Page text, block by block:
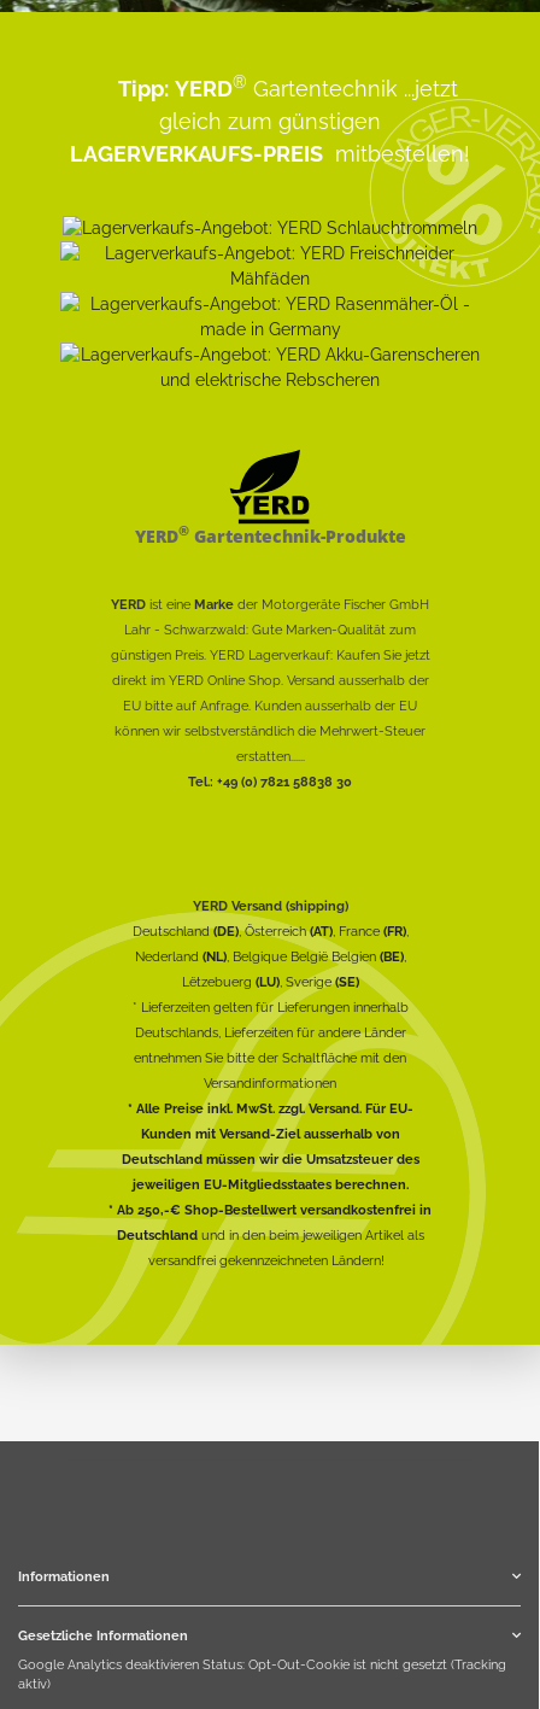
Tipp: YERD® Gartentechnik ...jetzt
gleich zum günstigen
LAGERVERKAUFS-PREIS mitbestellen!
YERD®Gartentechnik-Produkte
YERD ist eine Marke der Motorgeräte Fischer GmbH
Lahr - Schwarzwald: Gute Marken-Qualität zum
günstigen Preis. YERD Lagerverkauf: Kaufen Sie jetzt
direkt im YERD Online Shop. Versand ausserhalb der
EU bitte auf Anfrage. Kunden ausserhalb der EU
können wir selbstverständlich die Mehrwert-Steuer
erstatten......
Tel.: +49 (0) 7821 58838 30
YERD Versand (shipping)
Deutschland(DE), Österreich(AT), France (FR),
Nederland (NL), Belgique België Belgien (BE),
Lëtzebuerg (LU), Sverige(SE)
* Lieferzeiten gelten für Lieferungen innerhalb
Deutschlands, Lieferzeiten für andere Länder
entnehmen Sie bitte der Schaltfläche mit den
Versandinformationen
* Alle Preise inkl. MwSt. zzgl. Versand. Für EU-
Kunden mit Versand-Ziel ausserhalb von
Deutschland müssen wir die Umsatzsteuer des
jeweiligen EU-Mitgliedsstaates berechnen.
* Ab 250,-€ Shop-Bestellwert versandkostenfrei in
Deutschlandund in den beim jeweiligen Artikel als
versandfrei gekennzeichneten Ländern!
Informationen
Gesetzliche Informationen
Google Analytics deaktivieren Status: Opt-Out-Cookie ist nicht gesetzt (Tracking
aktiv)